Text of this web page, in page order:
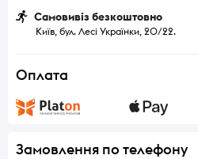
Самовивіз безкоштовно
Київ, бул. Лесі Українки, 20/22.
Оплата
Замовлення по телефону